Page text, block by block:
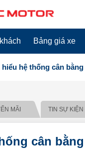
Bảng giá xe
hiểu hệ thống cân
MÃI TIN SỰ KIỆN
cân